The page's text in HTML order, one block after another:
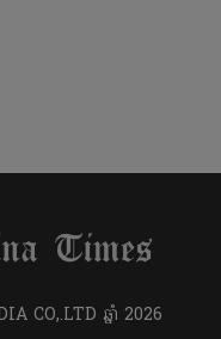
CO,.LTD ឆ្នាំ​ 2026